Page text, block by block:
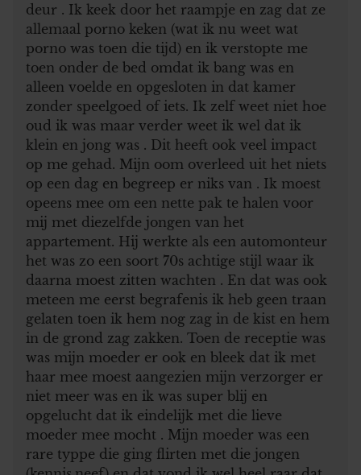
deur . Ik keek door het raampje en zag dat ze
allemaal porno keken (wat ik nu weet wat
porno was toen die tijd) en ik verstopte me
toen onder de bed omdat ik bang was en
alleen voelde en opgesloten in dat kamer
zonder speelgoed of iets. Ik zelf weet niet hoe
oud ik was maar verder weet ik wel dat ik
klein en jong was . Dit heeft ook veel impact
op me gehad. Mijn oom overleed uit het niets
op een dag en begreep er niks van . Ik moest
opeens mee om een nette pak te halen voor
mij met diezelfde jongen van het
appartement. Hij werkte als een automonteur
het was zo een soort 70s achtige stijl waar ik
daarna moest zitten wachten . En dat was ook
meteen me eerst begrafenis ik heb geen traan
gelaten toen ik hem nog zag in de kist en hem
in de grond zag zakken. Toen de receptie was
was mijn moeder er ook en bleek dat ik met
haar mee moest aangezien mijn verzorger er
niet meer was en ik was super blij en
opgelucht dat ik eindelijk met die lieve
moeder mee mocht . Mijn moeder was een
rare typpe die ging flirten met die jongen